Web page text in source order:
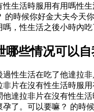
生活時服用有用嗎性
時候你好金大夫今
，性生活之後小時內
些情况可以
性生活在吃了他達拉
片在沒有性生活時服
達拉非片在沒有性生
了。可以要嘛？ 的